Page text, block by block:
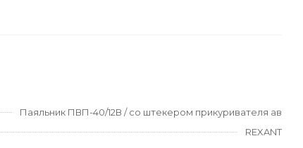
Паяльник ПВП-40/12В / со штекером прикуривателя ав
REXANT